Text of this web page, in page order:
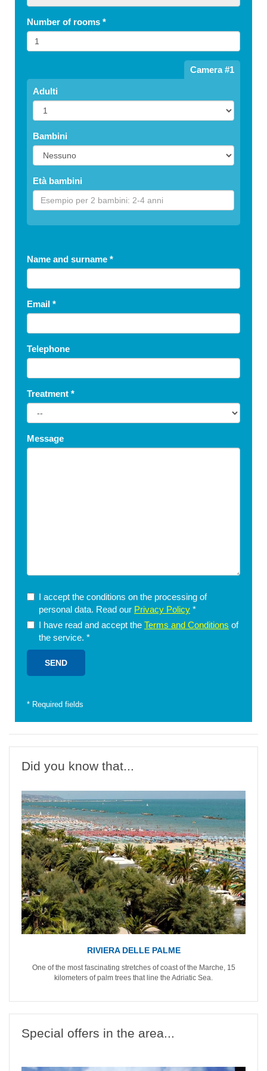
Number of rooms *
Camera #1
Adulti
Bambini
Età bambini
Name and surname *
Email *
Telephone
Treatment *
Message
I accept the conditions on the processing of
personal data. Read our Privacy Policy *
I have read and accept the Terms and Conditions of
the service. *
* Required fields
Did you know that...
RIVIERA DELLE PALME
One of the most fascinating stretches of coast of the Marche, 15
kilometers of palm trees that line the Adriatic Sea.
Special offers in the area...